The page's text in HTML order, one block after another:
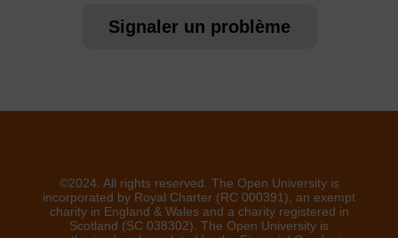
Signaler un problème
©2024. All rights reserved. The Open University is
incorporated by Royal Charter (RC 000391), an exempt
charity in England & Wales and a charity registered in
Scotland (SC 038302). The Open University is